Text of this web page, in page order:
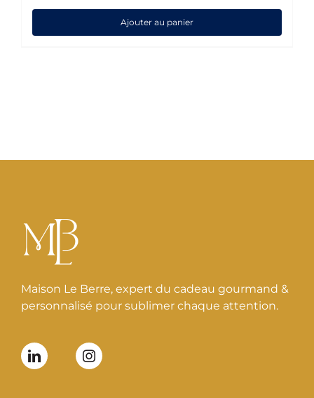
Ajouter au panier
Maison Le Berre, expert du cadeau gourmand &
personnalisé pour sublimer chaque attention.